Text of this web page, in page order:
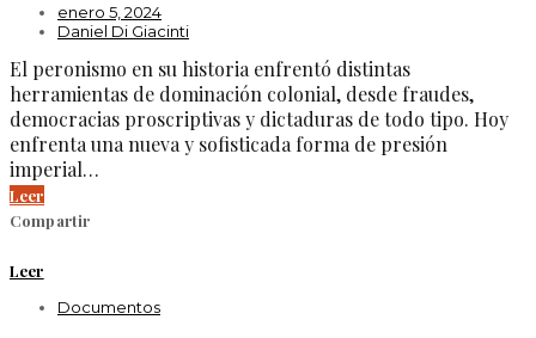
enero 5, 2024
Daniel Di Giacinti
El peronismo en su historia enfrentó distintas
herramientas de dominación colonial, desde fraudes,
democracias proscriptivas y dictaduras de todo tipo. Hoy
enfrenta una nueva y sofisticada forma de presión
imperial…
Leer
Compartir
Leer
Documentos